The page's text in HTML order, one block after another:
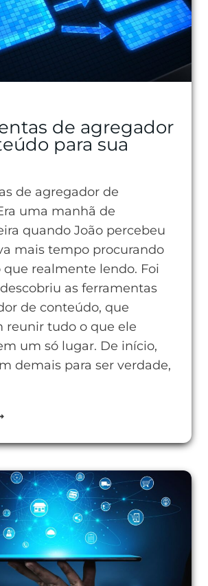
de agregador
para sua
de agregador de
uma manhã de
quando João percebeu
mais tempo procurando
que realmente lendo. Foi
as ferramentas
de conteúdo, que
reunir tudo o que ele
um só lugar. De início,
demais para ser verdade,